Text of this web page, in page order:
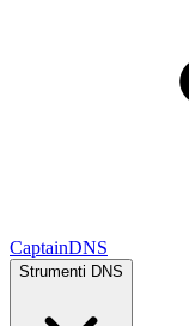
CaptainDNS
Strumenti DNS